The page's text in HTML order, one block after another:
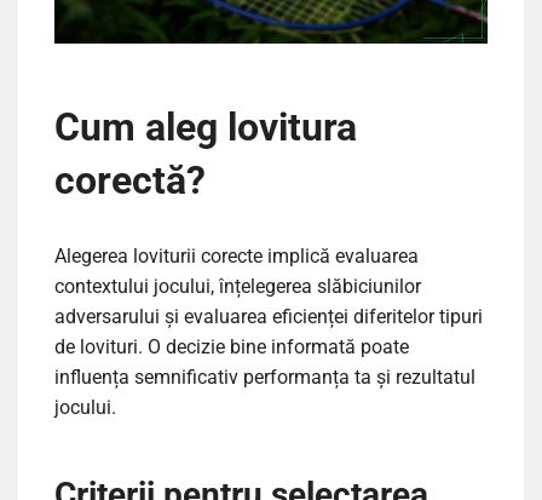
Cum aleg lovitura
corectă?
Alegerea loviturii corecte implică evaluarea
contextului jocului, înțelegerea slăbiciunilor
adversarului și evaluarea eficienței diferitelor tipuri
de lovituri. O decizie bine informată poate
influența semnificativ performanța ta și rezultatul
jocului.